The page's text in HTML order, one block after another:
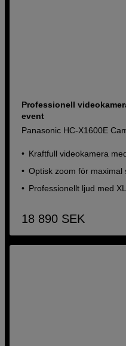
Professionell
event
Panasonic HC-X1600E
Kraftfull videokamera
Optisk zoom för maximal
Professionellt ljud med
18 890 SEK